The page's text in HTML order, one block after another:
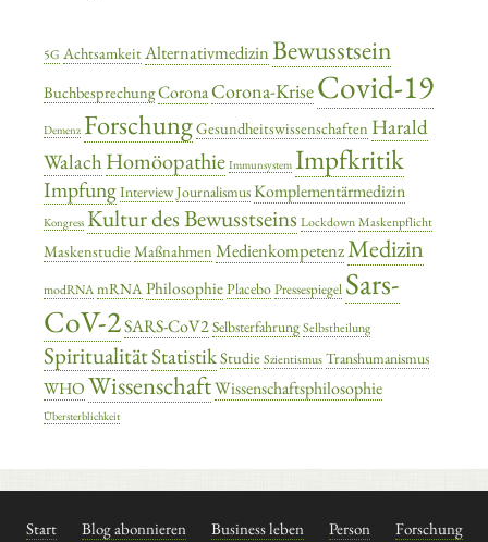
5G AchtsamkeitAlternativmedizinBewusstsein
BuchbesprechungCoronaCorona-KriseCovid-19
Demenz ForschungGesundheitswissenschaften Harald
Walach Homöopathie Immunsystem Impfkritik
ImpfungInterviewJournalismusKomplementärmedizin
Kongress Kultur des Bewusstseins LockdownMaskenpflicht
MaskenstudieMaßnahmen MedienkompetenzMedizin
modRNAmRNAPhilosophiePlaceboPressespiegel Sars-
CoV-2SARS-CoV2SelbsterfahrungSelbstheilung
SpiritualitätStatistikStudieSzientismusTranshumanismus
WHO WissenschaftWissenschaftsphilosophie
Übersterblichkeit
Start Blog abonnieren Business leben Person Forschung